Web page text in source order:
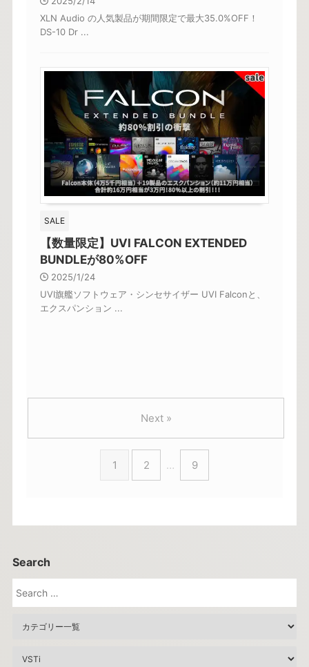
XLN Audio の人気製品が期間限定で最大35.0%OFF！
DS-10 Dr ...
SALE
【数量限定】UVI FALCON EXTENDED
BUNDLEが80%OFF
2025/1/24
UVI旗艦ソフトウェア・シンセサイザー UVI Falconと、
エクスパンション ...
1 2 … 9
Next »
Search